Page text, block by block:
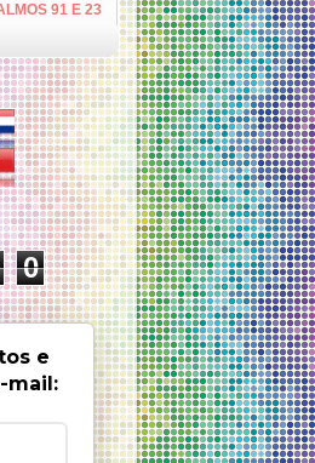
91 E 23
0
e
mail: